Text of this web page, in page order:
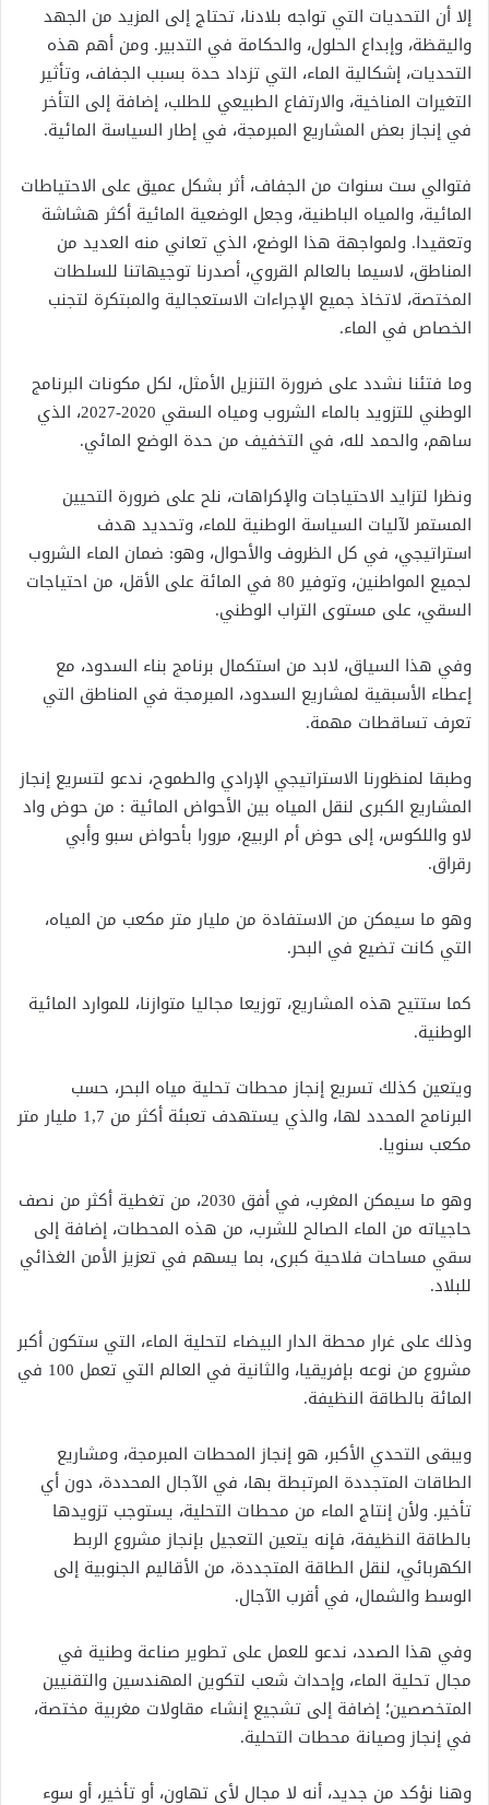
إلا أن التحديات التي تواجه بلادنا، تحتاج إلى المزيد من الجهد
واليقظة، وإبداع الحلول، والحكامة في التدبير. ومن أهم هذه
التحديات، إشكالية الماء، التي تزداد حدة بسبب الجفاف، وتأثير
التغيرات المناخية، والارتفاع الطبيعي للطلب، إضافة إلى التأخر
في إنجاز بعض المشاريع المبرمجة، في إطار السياسة المائية.
فتوالي ست سنوات من الجفاف، أثر بشكل عميق على الاحتياطات
المائية، والمياه الباطنية، وجعل الوضعية المائية أكثر هشاشة
وتعقيدا. ولمواجهة هذا الوضع، الذي تعاني منه العديد من
المناطق، لاسيما بالعالم القروي، أصدرنا توجيهاتنا للسلطات
المختصة، لاتخاذ جميع الإجراءات الاستعجالية والمبتكرة لتجنب
الخصاص في الماء.
وما فتئنا نشدد على ضرورة التنزيل الأمثل، لكل مكونات البرنامج
الوطني للتزويد بالماء الشروب ومياه السقي 2020-2027، الذي
ساهم، والحمد لله، في التخفيف من حدة الوضع المائي.
ونظرا لتزايد الاحتياجات والإكراهات، نلح على ضرورة التحيين
المستمر لآليات السياسة الوطنية للماء، وتحديد هدف
استراتيجي، في كل الظروف والأحوال، وهو: ضمان الماء الشروب
لجميع المواطنين، وتوفير 80 في المائة على الأقل، من احتياجات
السقي، على مستوى التراب الوطني.
وفي هذا السياق، لابد من استكمال برنامج بناء السدود، مع
إعطاء الأسبقية لمشاريع السدود، المبرمجة في المناطق التي
تعرف تساقطات مهمة.
وطبقا لمنظورنا الاستراتيجي الإرادي والطموح، ندعو لتسريع إنجاز
المشاريع الكبرى لنقل المياه بين الأحواض المائية : من حوض واد
لاو واللكوس، إلى حوض أم الربيع، مرورا بأحواض سبو وأبي
رقراق.
وهو ما سيمكن من الاستفادة من مليار متر مكعب من المياه،
التي كانت تضيع في البحر.
كما ستتيح هذه المشاريع، توزيعا مجاليا متوازنا، للموارد المائية
الوطنية.
ويتعين كذلك تسريع إنجاز محطات تحلية مياه البحر، حسب
البرنامج المحدد لها، والذي يستهدف تعبئة أكثر من 1,7 مليار متر
مكعب سنويا.
وهو ما سيمكن المغرب، في أفق 2030، من تغطية أكثر من نصف
حاجياته من الماء الصالح للشرب، من هذه المحطات، إضافة إلى
سقي مساحات فلاحية كبرى، بما يسهم في تعزيز الأمن الغذائي
للبلاد.
وذلك على غرار محطة الدار البيضاء لتحلية الماء، التي ستكون أكبر
مشروع من نوعه بإفريقيا، والثانية في العالم التي تعمل 100 في
المائة بالطاقة النظيفة.
ويبقى التحدي الأكبر، هو إنجاز المحطات المبرمجة، ومشاريع
الطاقات المتجددة المرتبطة بها، في الآجال المحددة، دون أي
تأخير. ولأن إنتاج الماء من محطات التحلية، يستوجب تزويدها
بالطاقة النظيفة، فإنه يتعين التعجيل بإنجاز مشروع الربط
الكهربائي، لنقل الطاقة المتجددة، من الأقاليم الجنوبية إلى
الوسط والشمال، في أقرب الآجال.
وفي هذا الصدد، ندعو للعمل على تطوير صناعة وطنية في
مجال تحلية الماء، وإحداث شعب لتكوين المهندسين والتقنيين
المتخصصين؛ إضافة إلى تشجيع إنشاء مقاولات مغربية مختصة،
في إنجاز وصيانة محطات التحلية.
وهنا نؤكد من جديد، أنه لا مجال لأي تهاون، أو تأخير، أو سوء